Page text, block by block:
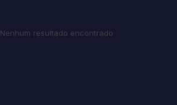
Nenhum resultado encontrado